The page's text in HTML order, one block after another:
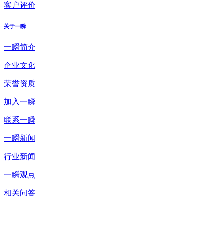
客户评价
关于一瞬
一瞬简介
企业文化
荣誉资质
加入一瞬
联系一瞬
一瞬新闻
行业新闻
一瞬观点
相关问答